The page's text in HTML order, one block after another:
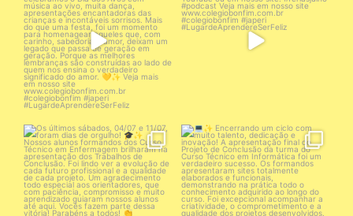
43 0 46 0
Os últimos sábados, 04/07 e
11/07, foram dias de...
55 0
💻✨ Encerrando um ciclo com
muito talento,...
68 0